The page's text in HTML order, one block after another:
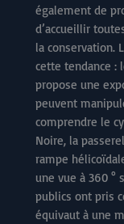
également de
d’accueillir
la conservation.
cette tendance :
propose une
peuvent
comprendre le
Noire, la
rampe
une vue à 360 °
publics ont pris
équivaut à une